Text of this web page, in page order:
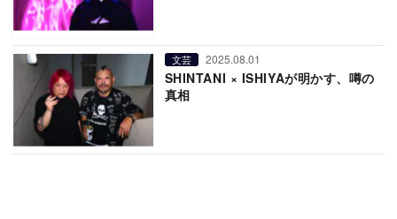
文芸 2025.08.01
SHINTANI × ISHIYAが明かす、噂の
真相